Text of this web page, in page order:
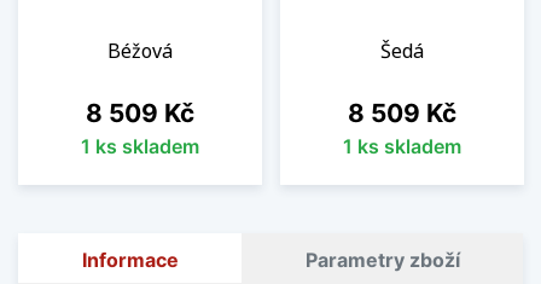
Béžová
Cena
8 509 Kč
1 ks skladem
Šedá
Cena
8 509 Kč
1 ks skladem
Informace Parametry zboží